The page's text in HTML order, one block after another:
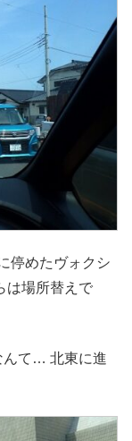
停めたヴォクシ
は場所替えで
んて… 北東に進